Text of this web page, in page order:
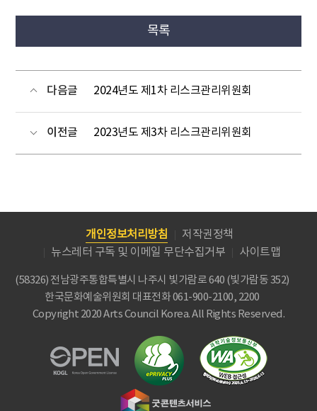
목록
다음글 2024년도 제1차 리스크관리위원회
이전글 2023년도 제3차 리스크관리위원회
개인정보처리방침
저작권정책
뉴스레터 구독 및 이메일 무단수집거부
사이트맵
(58326) 전남광주통합특별시 나주시 빛가람로 640 (빛가람동 352)
한국문화예술위원회 대표전화 061-900-2100, 2200
Copyright 2020 Arts Council Korea. All Rights Reserved.